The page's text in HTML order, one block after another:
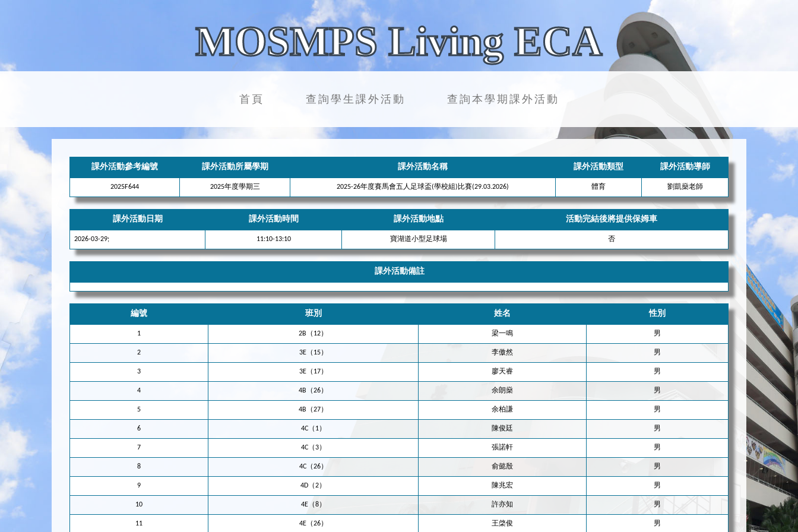
MOSMPS Living ECA
首頁 查詢學生課外活動 查詢本學期課外活動
課外活動參考編號 課外活動所屬學期 課外活動名稱 課外活動類型 課外活動導師
2025F644 2025年度學期三 2025-26年度賽馬會五人足球盃(學校組)比賽(29.03.2026) 體育 劉凱燊老師
課外活動日期 課外活動時間 課外活動地點 活動完結後將提供保姆車
2026-03-29; 11:10-13:10 寶湖道小型足球場 否
課外活動備註
編號 班別 姓名 性別
1 2B（12） 梁一鳴 男
2 3E（15） 李傲然 男
3 3E（17） 廖天睿 男
4 4B（26） 余朗燊 男
5 4B（27） 余柏謙 男
6 4C（1） 陳俊廷 男
7 4C（3） 張諾軒 男
8 4C（26） 俞懿殷 男
9 4D（2） 陳兆宏 男
10 4E（8） 許亦知 男
11 4E（26） 王棨俊 男